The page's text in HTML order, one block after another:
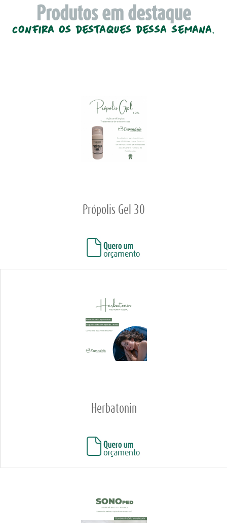
Produtos em destaque
Confira os destaques dessa semana.
Própolis Gel 30
Herbatonin